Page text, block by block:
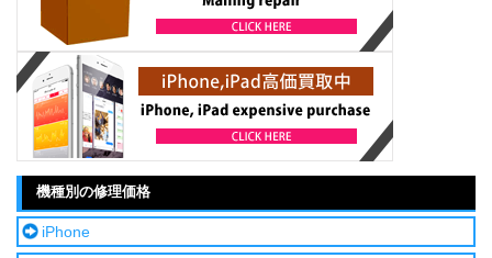
機種別の修理価格
iPhone